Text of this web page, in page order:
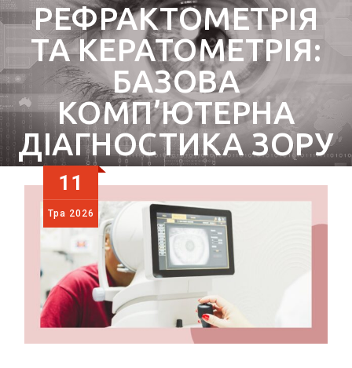
РЕФРАКТОМЕТРІЯ
ТА КЕРАТОМЕТРІЯ:
БАЗОВА
КОМП’ЮТЕРНА
ДІАГНОСТИКА ЗОРУ
11
Тра 2026